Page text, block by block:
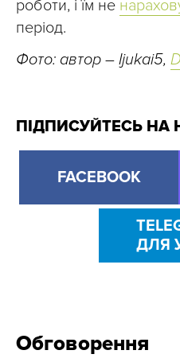
роботи, і їм не
період.
Фото: автор – Ijukai5,
ПІДПИСУЙТЕСЬ НА
FACEBOOK
ДЛЯ
Обговорення